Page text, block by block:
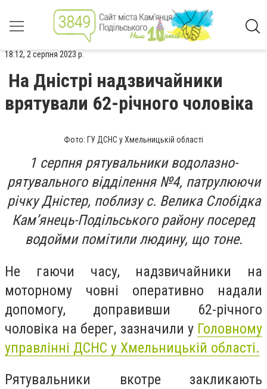
18:12, 2 серпня 2023 р.
На Дністрі надзвичайники
врятували 62-річного чоловіка
Фото: ГУ ДСНС у Хмельницькій області
1 серпня рятувальники водолазно-
рятувального відділення №4, патрулюючи
річку Дністер, поблизу с. Велика Слобідка
Кам’янець-Подільського району посеред
водойми помітили людину, що тоне.
Не гаючи часу, надзвичайники на
моторному човні оперативно надали
допомогу, доправивши 62-річного
чоловіка на берег, зазначили у Головному
управлінні ДСНС у Хмельницькій області.
Рятувальники вкотре закликають